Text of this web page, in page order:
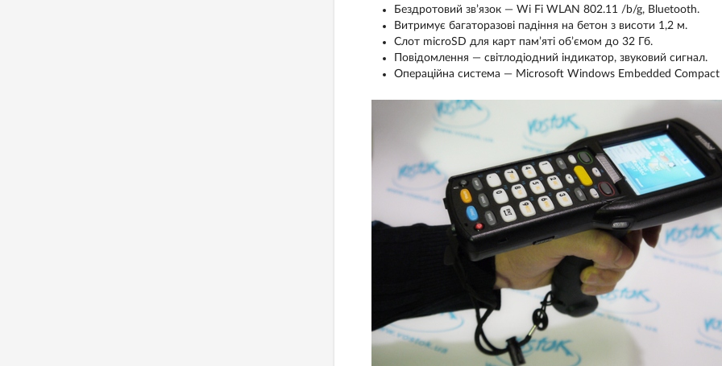
Бездротовий зв’язок — Wi Fi WLAN 802.11 /b/g, Bluetooth.
Витримує багаторазові падіння на бетон з висоти 1,2 м.
Слот microSD для карт пам’яті об’ємом до 32 Гб.
Повідомлення — світлодіодний індикатор, звуковий сигнал.
Операційна система — Microsoft Windows Embedded Compact